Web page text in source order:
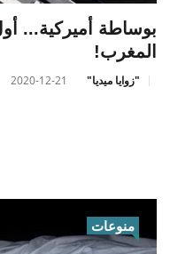
بوساطة أميركية...
المغرب!
"زوايا ميديا" 2020-12-21
منوعات